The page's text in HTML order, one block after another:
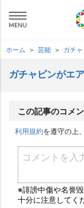
ホーム 芸能 ガチ
ガチャピンがエ
この記事のコメ
利用規約を遵守の上